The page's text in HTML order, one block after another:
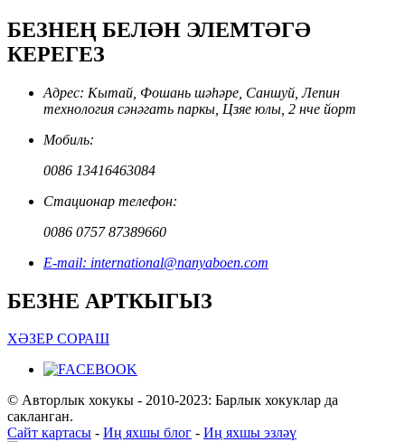
БЕЗНЕҢ БЕЛӘН ЭЛЕМТӘГӘ
КЕРЕГЕЗ
Адрес: Кытай, Фошань шәһәре, Саншуй, Лепин
технология сәнәгать паркы, Цзяе юлы, 2 нче йорт
Мобиль:
0086 13416463084
Стационар телефон:
0086 0757 87389660
E-mail: international@nanyaboen.com
БЕЗНЕ АРТКЫГЫЗ
ХӘЗЕР СОРАШ
© Авторлык хокукы - 2010-2023: Барлык хокуклар да
сакланган.
Сайт картасы - Иң яхшы блог - Иң яхшы эзләү